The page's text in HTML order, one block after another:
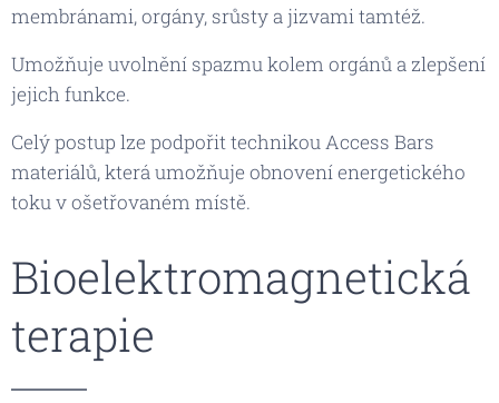
membránami, orgány, srůsty a jizvami tamtéž.
Umožňuje uvolnění spazmu kolem orgánů a zlepšení
jejich funkce.
Celý postup lze podpořit technikou Access Bars
materiálů, která umožňuje obnovení energetického
toku v ošetřovaném místě.
Bioelektromagnetická
terapie